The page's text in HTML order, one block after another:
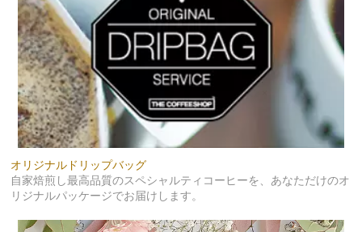
オリジナルドリップバッグ
自家焙煎し最高品質のスペシャルティコーヒーを、あなただけのオ
リジナルパッケージでお届けします。